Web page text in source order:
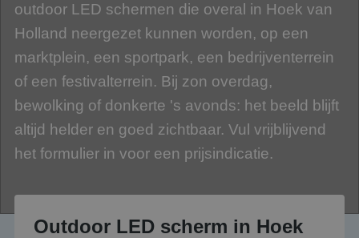
outdoor LED schermen die overal in Hoek van
Holland neergezet kunnen worden, op een
marktplein, een sportpark, een bedrijventerrein
of een festivalterrein. Bij zon overdag,
bewolking of donkerte 's avonds: het beeld blijft
altijd helder en goed zichtbaar. Vul vrijblijvend
het formulier in voor een prijsindicatie.
Outdoor LED scherm in Hoek